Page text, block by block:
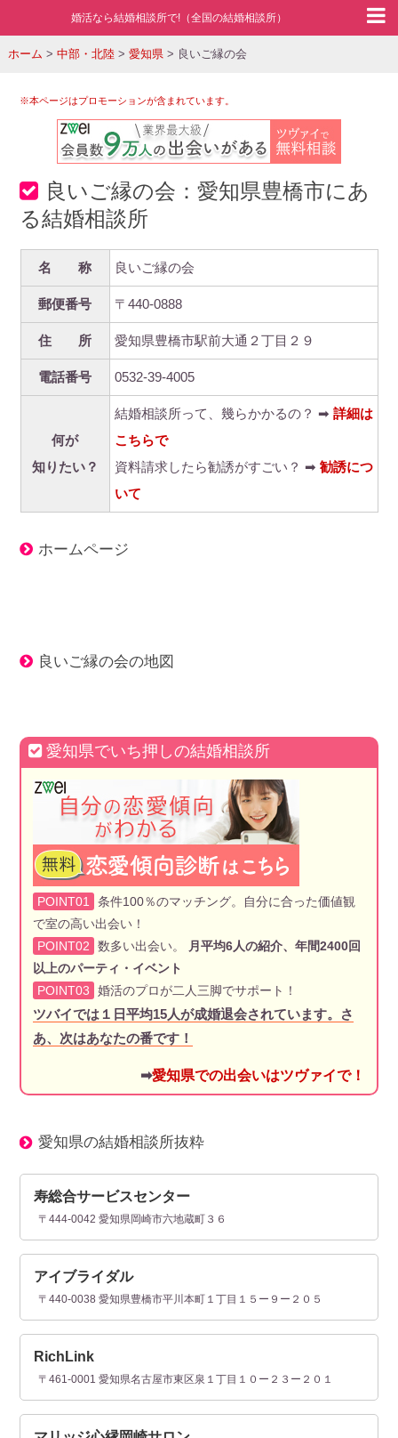
婚活なら結婚相談所で!（全国の結婚相談所）
ホーム > 中部・北陸> 愛知県> 良いご縁の会
※本ページはプロモーションが含まれています。
良いご縁の会：愛知県豊橋市にあ
る結婚相談所
名 称 良いご縁の会
郵便番号 〒440-0888
住 所 愛知県豊橋市駅前大通２丁目２９
電話番号 0532-39-4005
何が
知りたい？
結婚相談所って、幾らかかるの？ ➡ 詳細は
こちらで
資料請求したら勧誘がすごい？ ➡ 勧誘につ
いて
ホームページ
良いご縁の会の地図
愛知県でいち押しの結婚相談所
POINT01
条件100％のマッチング。自分に合った価値観
で室の高い出会い！
POINT02
数多い出会い。
月平均6人の紹介、年間2400回
以上のパーティ・イベント
POINT03
婚活のプロが二人三脚でサポート！
ツバイでは１日平均15人が成婚退会されています。さ
あ、次はあなたの番です！
➡愛知県での出会いはツヴァイで！
愛知県の結婚相談所抜粋
寿総合サービスセンター
〒444-0042 愛知県岡崎市六地蔵町３６
アイブライダル
〒440-0038 愛知県豊橋市平川本町１丁目１５ー９ー２０５
RichLink
〒461-0001 愛知県名古屋市東区泉１丁目１０ー２３ー２０１